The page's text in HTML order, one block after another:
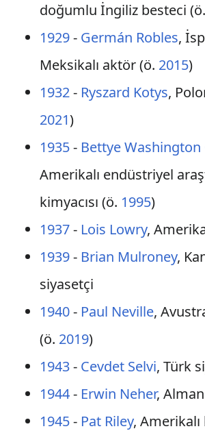
doğumlu İngiliz besteci (ö.
1929- Germán Robles,
Meksikalı aktör (ö. 2015)
1932- Ryszard Kotys,
2021)
1935- Bettye Washington
Amerikalı endüstriyel
kimyacısı (ö. 1995)
1937- Lois Lowry,
1939- Brian Mulroney,
siyasetçi
1940- Paul Neville,
(ö. 2019)
1943- Cevdet Selvi, Türk
1944- Erwin Neher,
1945- Pat Riley,